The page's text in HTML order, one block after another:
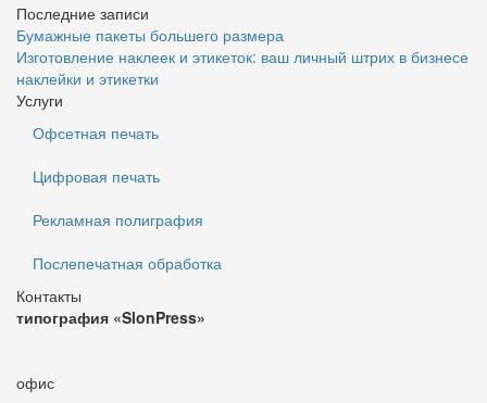
Последние записи
Бумажные пакеты большего размера
Изготовление наклеек и этикеток: ваш личный штрих в бизнесе
наклейки и этикетки
Услуги
Офсетная печать
Цифровая печать
Рекламная полиграфия
Послепечатная обработка
Контакты
типография «SlonPress»
офис